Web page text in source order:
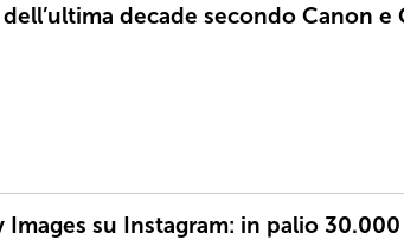
decade secondo Canon e
su Instagram: in palio 30.000